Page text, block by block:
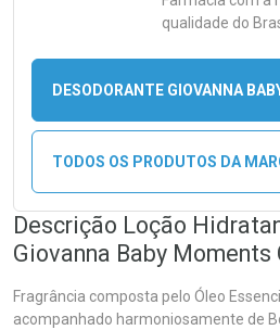
qualidade do
DESODORANTE GIOVANNA
TODOS OS PRODUTOS DA
Descrição Loção
Giovanna Baby Moments
Fragrância composta pelo Óleo
acompanhado harmoniosamente de